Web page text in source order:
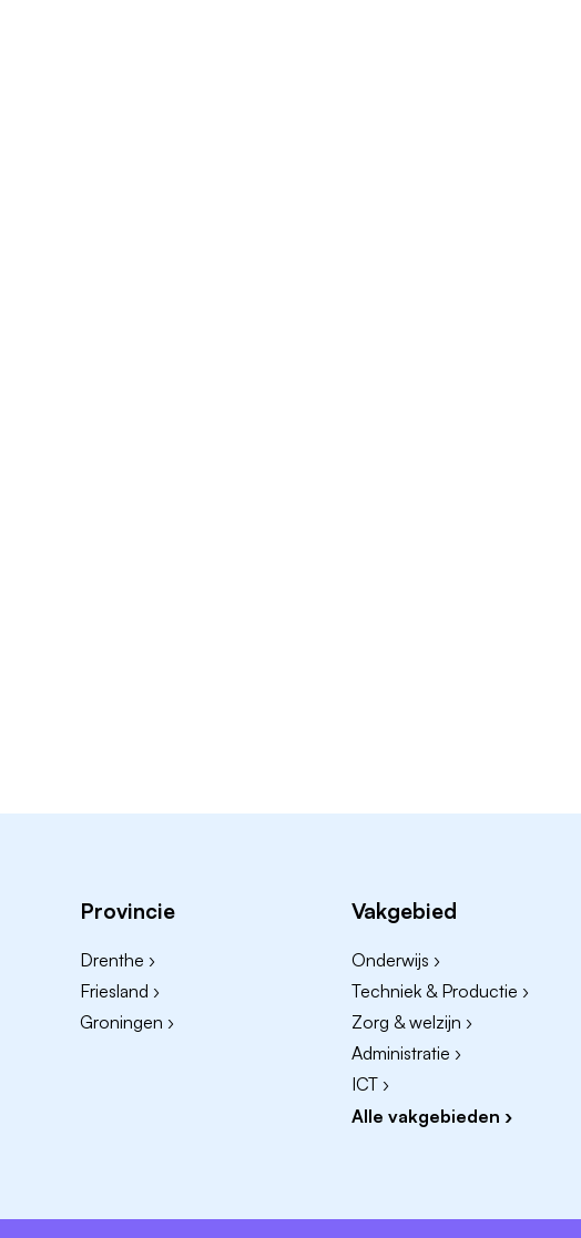
Provincie
Drenthe ›
Friesland ›
Groningen ›
Vakgebied
Onderwijs ›
Techniek & Productie ›
Zorg & welzijn ›
Administratie ›
ICT ›
Alle vakgebieden ›